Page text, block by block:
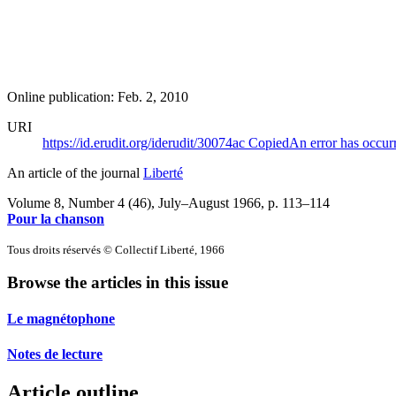
Online publication: Feb. 2, 2010
URI
https://id.erudit.org/iderudit/30074ac CopiedAn error has
An article of the journal Liberté
Volume 8, Number 4 (46), July–August 1966, p. 113–114
Pour la chanson
Tous droits réservés © Collectif Liberté, 1966
Browse the articles in this issue
Le magnétophone
Notes de lecture